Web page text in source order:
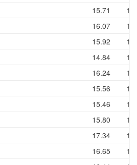
15.71
16.07
15.92
14.84
16.24
15.56
15.46
15.80
17.34
16.65